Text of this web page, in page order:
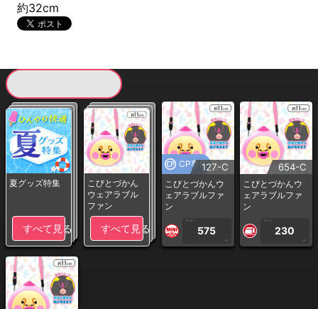
約32cm
夏グッズ特集
すべて見る
こびとづかん
ウェアラブル
ファン
すべて見る
CP専用127-C
こびとづかんウ
ェアラブルファ
ン
1PLAY
575
CP
654-C
こびとづかんウ
ェアラブルファ
ン
1PLAY
230
CP